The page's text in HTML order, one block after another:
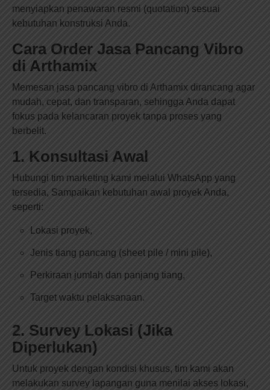
menyiapkan penawaran resmi (quotation) sesuai
kebutuhan konstruksi Anda.
Cara Order Jasa Pancang Vibro
di Arthamix
Memesan jasa pancang vibro di Arthamix dirancang agar
mudah, cepat, dan transparan, sehingga Anda dapat
fokus pada kelancaran proyek tanpa proses yang
berbelit.
1. Konsultasi Awal
Hubungi tim marketing kami melalui WhatsApp yang
tersedia, Sampaikan kebutuhan awal proyek Anda,
seperti:
Lokasi proyek,
Jenis tiang pancang (sheet pile / mini pile),
Perkiraan jumlah dan panjang tiang,
Target waktu pelaksanaan.
2. Survey Lokasi (Jika
Diperlukan)
Untuk proyek dengan kondisi khusus, tim kami akan
melakukan survey lapangan guna menilai akses lokasi,